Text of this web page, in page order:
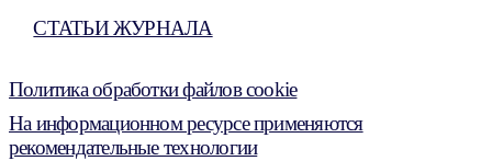
СТАТЬИ ЖУРНАЛА
Политика обработки файлов cookie
На информационном ресурсе применяются
рекомендательные технологии